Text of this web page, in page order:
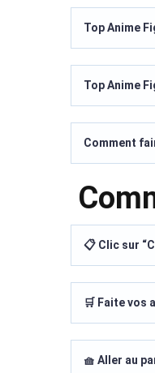
Top Anime
Top Anime
Comment
📋 Clic sur
🛒 Faite vos
🧺 Aller au